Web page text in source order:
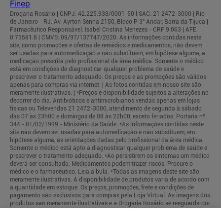
Drogaria Rosário | CNPJ: 42.225.938/0001-50 l SAC: 21 2472-3000 | Rio
de Janeiro - RJ: Av. Ayrton Senna 2150, Bloco P 3° Andar, Barra da Tijuca |
Farmacêutico Responsável: Isabel Cristina Menezes - CRF 9.063 | AFE:
0.73581.8 | CMVS: 09/97/137747/2020. As informações contidas neste
site, como promoções e ofertas de remédios e medicamentos, não devem
ser usadas para automedicação e não substituem, em hipótese alguma, a
medicação prescrita pelo profissional da área médica. Somente o médico
está em condições de diagnosticar qualquer problema de saúde e
prescrever o tratamento adequado. Os preços e as promoções são válidos
apenas para compras via internet. | As fotos contidas em nosso site são
meramente ilustrativas. | *Preços e disponibilidade sujeitos a alterações no
decorrer do dia. Antibióticos e antimicrobianos vendas apenas em lojas
físicas ou Televendas 21 2472-3000, atendimento de segunda à sábado
das 07 às 23h00 e domingos de 08 às 22h00, exceto feriados. Portaria nº
344 - 01/02/1999 - Ministério da Saúde. *As informações contidas neste
site não devem ser usadas para automedicação e não substituem, em
hipótese alguma, as orientações dadas pelo profissional da área médica.
Somente o médico está apto a diagnosticar qualquer problema de saúde e
prescrever o tratamento adequado. *Ao persistirem os sintomas um médico
deverá ser consultado. Medicamentos podem trazer riscos. Procure o
médico e o farmacêutico. Leia a bula. *Todas as imagens deste site são
meramente ilustrativas. A disponibilidade de produtos varia de acordo com
a quantidade em estoque. Os preços, promoções, frete e condições de
pagamento são exclusivos para compras pela Loja Virtual. As imagens dos
produtos são meramente ilustrativas e a Drogaria Rosário se resguarda por